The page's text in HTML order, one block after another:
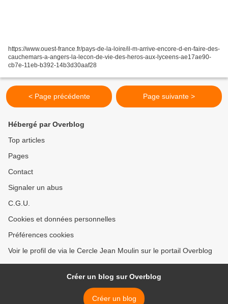
https://www.ouest-france.fr/pays-de-la-loire/il-m-arrive-encore-d-en-faire-des-
cauchemars-a-angers-la-lecon-de-vie-des-heros-aux-lyceens-ae17ae90-
cb7e-11eb-b392-14b3d30aaf28
< Page précédente Page suivante >
Hébergé par Overblog
Top articles
Pages
Contact
Signaler un abus
C.G.U.
Cookies et données personnelles
Préférences cookies
Voir le profil de via le Cercle Jean Moulin sur le portail Overblog
Créer un blog sur Overblog
Créer un blog